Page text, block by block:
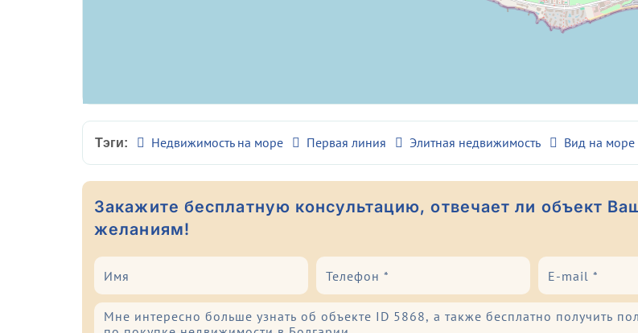
Тэги: Недвижимость на море Первая линия Элитная недвижимость Вид на море
Закажите бесплатную консультацию, отвечает ли объект
желаниям!